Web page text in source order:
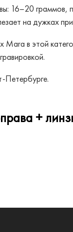
16–20 граммов,
на дужках
в этой
Петербурге.
+